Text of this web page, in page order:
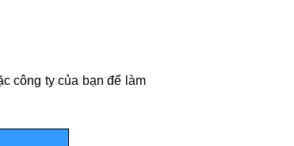
công ty của bạn để làm